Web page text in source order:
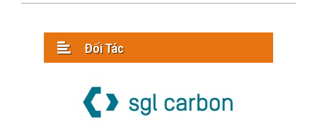
Đối Tác